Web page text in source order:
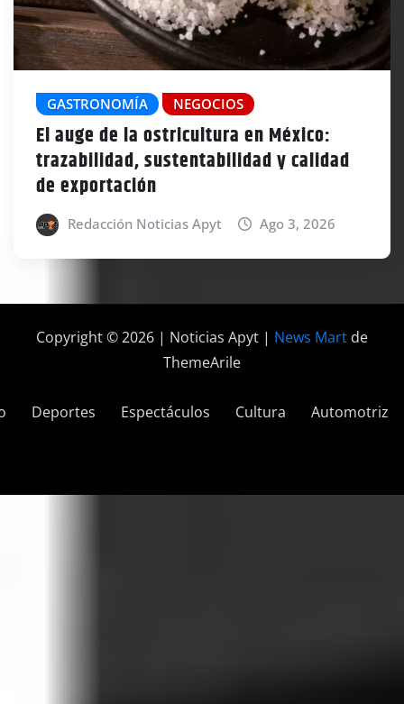
GASTRONOMÍA NEGOCIOS
El auge de la ostricultura en México:
trazabilidad, sustentabilidad y calidad
de exportación
Redacción Noticias Apyt Ago 3, 2026
Copyright © 2026 | Noticias Apyt | News Mart de
ThemeArile
Deportes Espectáculos Cultura Automotriz